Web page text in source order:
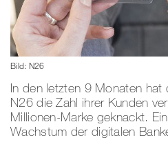
Bild: N26
In den letzten 9 Monaten hat
N26 die Zahl ihrer Kunden
Millionen-Marke geknackt.
Wachstum der digitalen